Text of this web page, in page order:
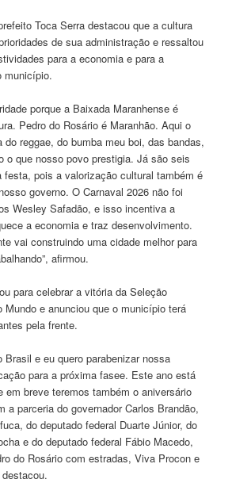
Toca Serra destacou que a cultura
de sua administração e ressaltou
para a economia e para a
município.
porque a Baixada Maranhense é
Pedro do Rosário é Maranhão. Aqui o
do reggae, do bumba meu boi, das bandas,
o que nosso povo prestigia. Já são seis
festa, pois a valorização cultural também é
governo. O Carnaval 2026 não foi
Wesley Safadão, e isso incentiva a
a economia e traz desenvolvimento.
vai construindo uma cidade melhor para
afirmou.
para celebrar a vitória da Seleção
Mundo e anunciou que o município terá
pela frente.
Brasil e eu quero parabenizar nossa
para a próxima fasee. Este ano está
em breve teremos também o aniversário
a parceria do governador Carlos Brandão,
do deputado federal Duarte Júnior, do
e do deputado federal Fábio Macedo,
do Rosário com estradas, Viva Procon e